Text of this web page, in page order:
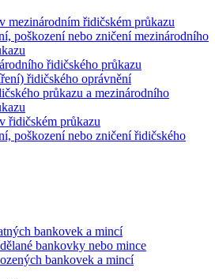
mezinárodním řidičském průkazu
poškození nebo zničení mezinárodního
řidičského průkazu
řidičského oprávnění
průkazu a mezinárodního
řidičském průkazu
poškození nebo zničení řidičského
bankovek a mincí
bankovky nebo mince
bankovek a mincí